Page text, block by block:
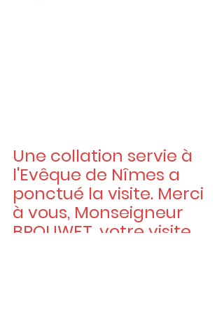
Une collation servie à
l'Evêque de Nîmes a
ponctué la visite. Merci
à vous, Monseigneur
BROUWET, votre visite